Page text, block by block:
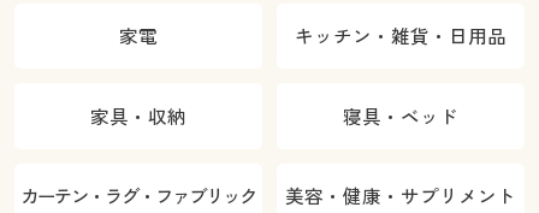
家電 キッチン・雑貨・日用品
家具・収納 寝具・ベッド
カーテン・ラグ・ファブリック 美容・健康・サプリメント